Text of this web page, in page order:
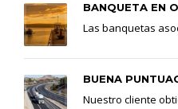
BANQUETA EN
Las banquetas
BUENA
Nuestro cliente